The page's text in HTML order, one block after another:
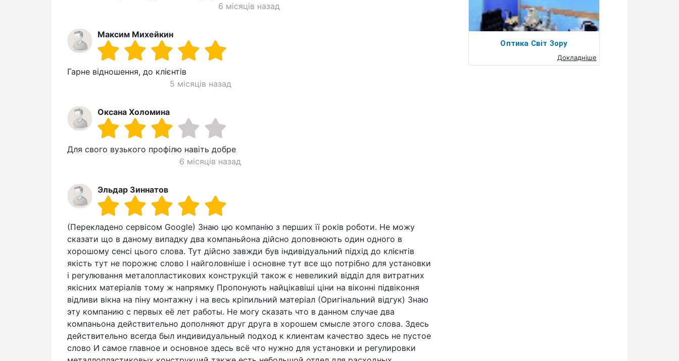
6 місяців назад
Максим Михейкин
Гарне відношення, до клієнтів
5 місяців назад
Оксана Холомина
Для свого вузького профілю навіть добре
6 місяців назад
Эльдар Зиннатов
(Перекладено сервісом Google) Знаю цю компанію з перших її років роботи. Не можу
сказати що в даному випадку два компаньйона дійсно доповнюють один одного в
хорошому сенсі цього слова. Тут дійсно завжди був індивідуальний підхід до клієнтів
якість тут не порожнє слово І найголовніше і основне тут все що потрібно для установки
і регулювання металопластикових конструкцій також є невеликий відділ для витратних
якісних матеріалів тому ж напрямку Пропонують найцікавіші ціни на віконні підвіконня
відливи вікна на піну монтажну і на весь кріпильний матеріал (Оригінальний відгук) Знаю
эту компанию с первых её лет работы. Не могу сказать что в данном случае два
компаньона действительно дополняют друг друга в хорошем смысле этого слова. Здесь
действительно всегда был индивидуальный подход к клиентам качество здесь не пустое
слово И самое главное и основное здесь всё что нужно для установки и регулировки
Оптика Світ Зору
Докладніше